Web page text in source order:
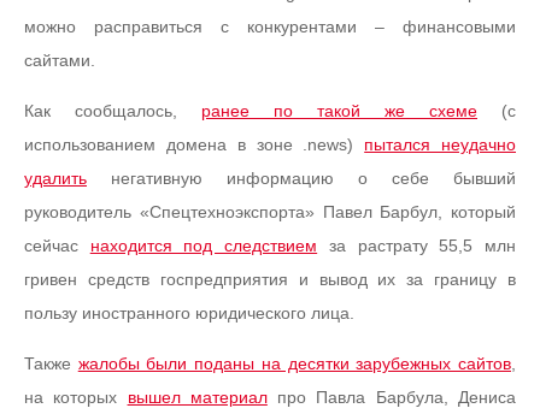
можно расправиться с конкурентами – финансовыми
сайтами.
Как сообщалось, ранее по такой же схеме (с
использованием домена в зоне .news) пытался неудачно
удалить негативную информацию о себе бывший
руководитель «Спецтехноэкспорта» Павел Барбул, который
сейчас находится под следствием за растрату 55,5 млн
гривен средств госпредприятия и вывод их за границу в
пользу иностранного юридического лица.
Также жалобы были поданы на десятки зарубежных сайтов
на которых вышел материалпро Павла Барбула, Дениса